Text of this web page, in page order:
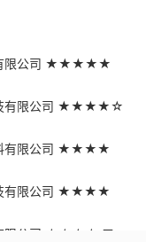
有限公司 ★★★★★
技有限公司 ★★★★☆
料有限公司 ★★★★
技有限公司 ★★★★
有限公司 ★★★☆ 口